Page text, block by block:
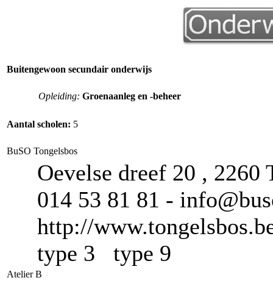
Buitengewoon secundair onderwijs
Opleiding: Groenaanleg en -beheer
Aantal scholen: 5
BuSO Tongelsbos
Oevelse dreef 20 , 2260
014 53 81 81 -
http://
type 3 type 9
Atelier B